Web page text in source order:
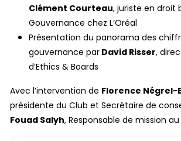
Clément Courteau, juriste en droit
Gouvernance chez L’Oréal
Présentation du panorama des
gouvernance parDavid Risser,
d’Ethics & Boards
Avec l’intervention de Florence
présidente du Club et Secrétaire de
Fouad Salyh, Responsable de mission au